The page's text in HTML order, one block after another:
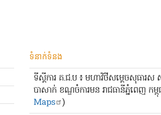
ទំនាក់ទំនង
ទីស្ដីការ គ.ជ.ប ៖ មហាវិថីសម្ដេចសុធារស ស
បាសាក់ ខណ្ឌចំការមន រាជធានីភ្នំពេញ កម្ពុ
Maps )